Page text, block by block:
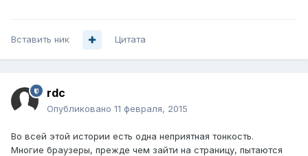
Вставить ник Цитата
rdc
Опубликовано 11 февраля, 2015
Во всей этой истории есть одна неприятная тонкость.
Многие браузеры, прежде чем зайти на страницу, пытаются